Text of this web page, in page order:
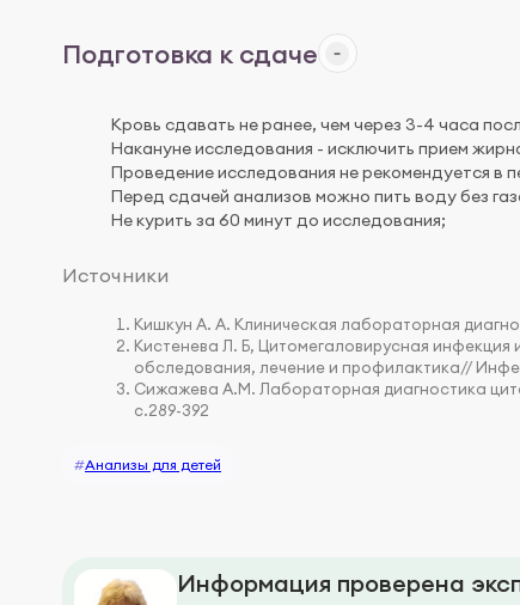
Подготовка к сдаче
Кровь сдавать не ранее, чем через 3-4 часа
Накануне исследования - исключить прием
Проведение исследования не рекомендуется в
Перед сдачей анализов можно пить воду без
Не курить за 60 минут до исследования;
Источники
Кишкун А. А. Клиническая лабораторная
Кистенева Л. Б, Цитомегаловирусная инфекция
обследования, лечение и профилактика//
Сижажева А.М. Лабораторная диагностика
с.289-392
#Анализы для детей
Информация проверена